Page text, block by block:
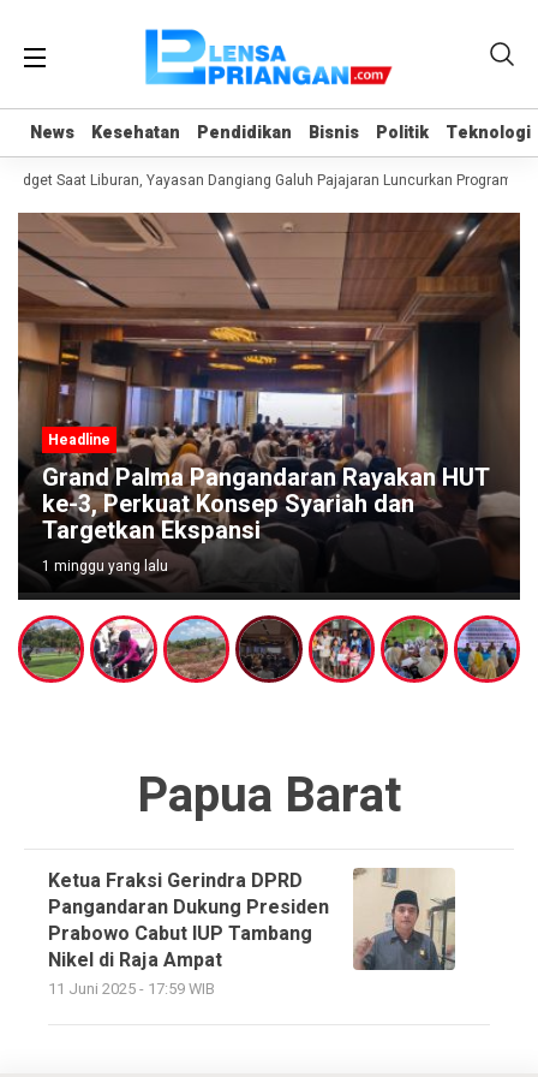
News Kesehatan Pendidikan Bisnis Politik Teknologi
News Kesehatan Pendidikan Bisnis Politik Teknologi
Saat Liburan, Yayasan Dangiang Galuh Pajajaran Luncurkan Program
Headline
Grand Palma Pangandaran Rayakan HUT
ke-3, Perkuat Konsep Syariah dan
Targetkan Ekspansi
1 minggu yang lalu
Papua Barat
Ketua Fraksi Gerindra DPRD
Pangandaran Dukung Presiden
Prabowo Cabut IUP Tambang
Nikel di Raja Ampat
11 Juni 2025 - 17:59 WIB